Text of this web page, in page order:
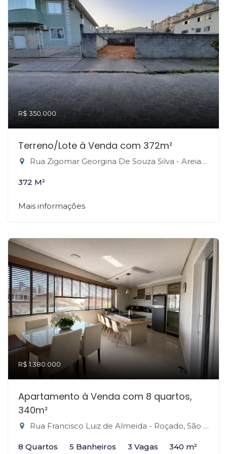
R$ 350.000
Terreno/Lote à Venda com 372m²
Rua Zigomar Georgina De Souza Silva - Areias, São José-SC
372 M²
Mais informações
R$ 1.380.000
Apartamento à Venda com 8 quartos,
340m²
Rua Francisco Luiz de Almeida - Roçado, São José-SC
8 Quartos 5 Banheiros 3 Vagas 340 m²